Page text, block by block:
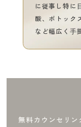
に従事し特に
酸、ボトック
など幅広く⼿
無料カウンセリ